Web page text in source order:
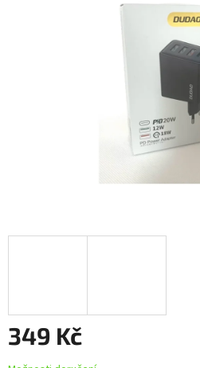
349 Kč
Měrná